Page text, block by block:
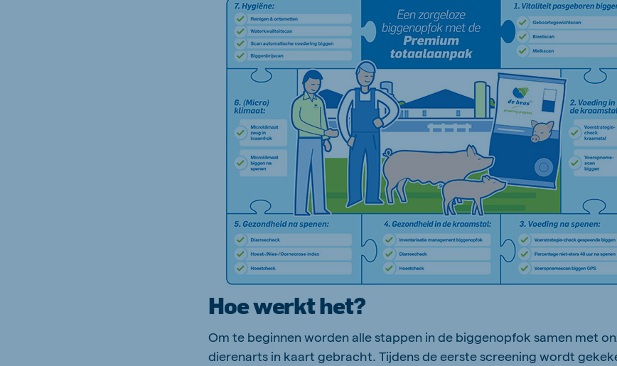
Hoe werkt het?
Om te beginnen worden alle stappen in de biggenopfok samen met
dierenarts in kaart gebracht. Tijdens de eerste screening wordt